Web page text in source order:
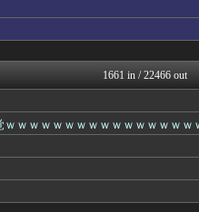
りぷらい速報
BIPブログ
判
VIPPER速報
ヒロイモノ中毒
(*ﾟ∀ﾟ)ゞカガクニュ
VIPワイドガイド
ゴールデンタイムズ
BIPブログ
1661 in / 22466 out
ｗｗｗｗｗｗｗｗｗｗｗｗｗｗｗ